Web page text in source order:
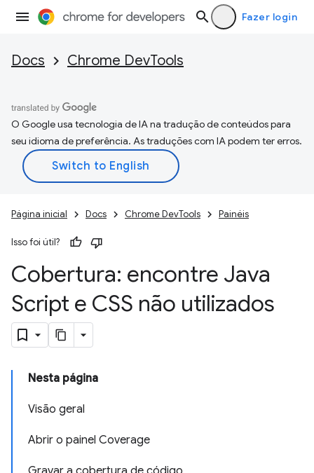
Fazer login
Docs Chrome DevTools
O Google usa tecnologia de IA na tradução de conteúdos para
seu idioma de preferência. As traduções com IA podem ter erros.
Página inicial Docs Chrome DevTools Painéis
Isso foi útil?
Cobertura: encontre Java
Script e CSS não utilizados
Nesta página
Visão geral
Abrir o painel Coverage